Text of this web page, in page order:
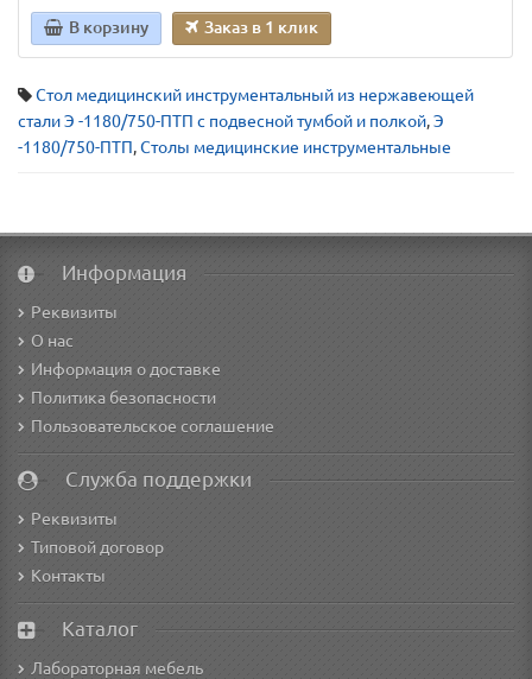
В корзину Заказ в 1 клик
Стол медицинский инструментальный из нержавеющей
стали Э -1180/750-ПТП с подвесной тумбой и полкой,Э
-1180/750-ПТП,Столы медицинские инструментальные
Информация
Реквизиты
О нас
Информация о доставке
Политика безопасности
Пользовательское соглашение
Служба поддержки
Реквизиты
Типовой договор
Контакты
Каталог
Лабораторная мебель